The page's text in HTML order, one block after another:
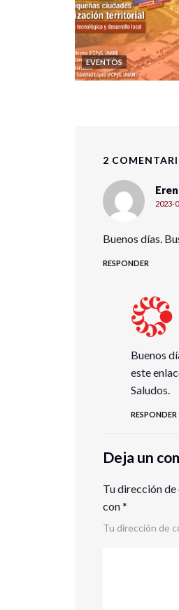
EVENTOS
2
2023-
Buenos días.
RESPONDER
Buenos
este
Saludos.
RESPONDER
Deja un
Tu dirección
con*
Tu dirección de